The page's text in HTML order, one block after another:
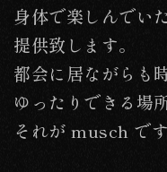
身体で楽しんでい
提供致します。
都会に居ながらも
ゆったりできる場所
それが musch です